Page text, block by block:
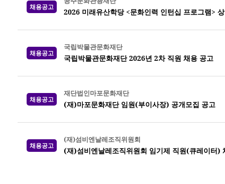
채용공고
2026 미래유산학당 <문화인력 인턴십 프로그램>
채용공고
국립박물관문화재단
국립박물관문화재단 2026년 2차 직원 채용 공고
채용공고
재단법인마포문화재단
(재)마포문화재단 임원(부이사장) 공개모집 공고
채용공고
(재)섬비엔날레조직위원회
(재)섬비엔날레조직위원회 임기제 직원(큐레이터)